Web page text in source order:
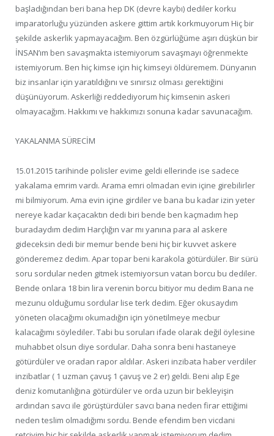
başladığından beri bana hep DK (devre kaybı) dediler korku
imparatorluğu yüzünden askere gittim artık korkmuyorum Hiç bir
şekilde askerlik yapmayacağım. Ben özgürlüğüme aşırı düşkün bir
İNSAN’ım ben savaşmakta istemiyorum savaşmayı öğrenmekte
istemiyorum. Ben hiç kimse için hiç kimseyi öldüremem. Dünyanın
biz insanlar için yaratıldığını ve sınırsız olması gerektiğini
düşünüyorum. Askerliği reddediyorum hiç kimsenin askeri
olmayacağım. Hakkımı ve hakkımızı sonuna kadar savunacağım.
YAKALANMA SÜRECİM
15.01.2015 tarihinde polisler evime geldi ellerinde ise sadece
yakalama emrim vardı. Arama emri olmadan evin içine girebilirler
mi bilmiyorum. Ama evin içine girdiler ve bana bu kadar izin yeter
nereye kadar kaçacaktın dedi biri bende ben kaçmadım hep
buradaydım dedim Harçlığın var mı yanına para al askere
gideceksin dedi bir memur bende beni hiç bir kuvvet askere
gönderemez dedim. Apar topar beni karakola götürdüler. Bir sürü
soru sordular neden gitmek istemiyorsun vatan borcu bu dediler.
Bende onlara 18 bin lira verenin borcu bitiyor mu dedim Bana ne
mezunu olduğumu sordular lise terk dedim. Eğer okusaydım
yöneten olacağımı okumadığın için yönetilmeye mecbur
kalacağımı söylediler. Tabi bu soruları ifade olarak değil öylesine
muhabbet olsun diye sordular. Daha sonra beni hastaneye
götürdüler ve oradan rapor aldılar. Askeri inzibata haber verdiler
inzibatlar ( 1 uzman çavuş 1 çavuş ve 2 er) geldi. Beni alıp Ege
deniz komutanlığına götürdüler ve orda uzun bir bekleyişin
ardından savcı ile görüştürdüler savcı bana neden firar ettiğimi
neden teslim olmadığımı sordu. Bende efendim ben vicdani